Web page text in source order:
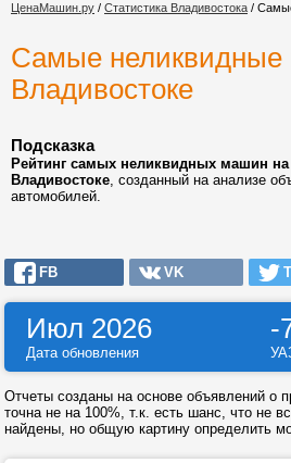
ЦенаМашин.ру / Статистика Владивостока /
Самые
Владивостоке
Подсказка
Рейтинг самых неликвидных машин
Владивостоке, созданный на анализе
автомобилей.
FB VK
Июл 2026 -
Дата обновления
Отчеты созданы на основе объявлений
точна не на 100%, т.к. есть шанс, что не
найдены, но общую картину определить